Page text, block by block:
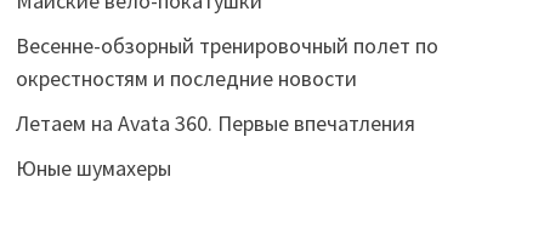
Весенне-обзорный тренировочный полет по
окрестностям и последние новости
Летаем на Avata 360. Первые впечатления
Юные шумахеры